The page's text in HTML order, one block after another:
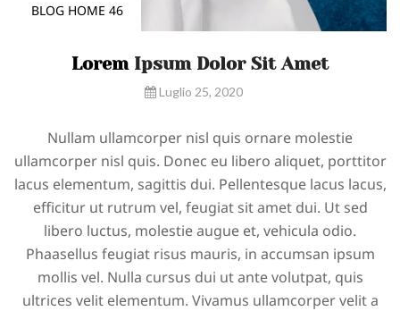
BLOG HOME 46
LoremIpsum Dolor Sit Amet
Luglio 25, 2020
Nullam ullamcorper nisl quis ornare molestie
ullamcorper nisl quis. Donec eu libero aliquet, porttitor
lacus elementum, sagittis dui. Pellentesque lacus lacus,
efficitur ut rutrum vel, feugiat sit amet dui. Ut sed
libero luctus, molestie augue et, vehicula odio.
Phaasellus feugiat risus mauris, in accumsan ipsum
mollis vel. Nulla cursus dui ut ante volutpat, quis
ultrices velit elementum. Vivamus ullamcorper velit a